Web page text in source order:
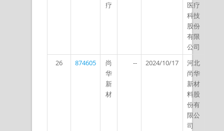
疗
医疗
科技
股份
有限
公司
26
874605
尚
华
新
材
-- 2024/10/17
河北
尚华
新材
料股
份有
限公
司